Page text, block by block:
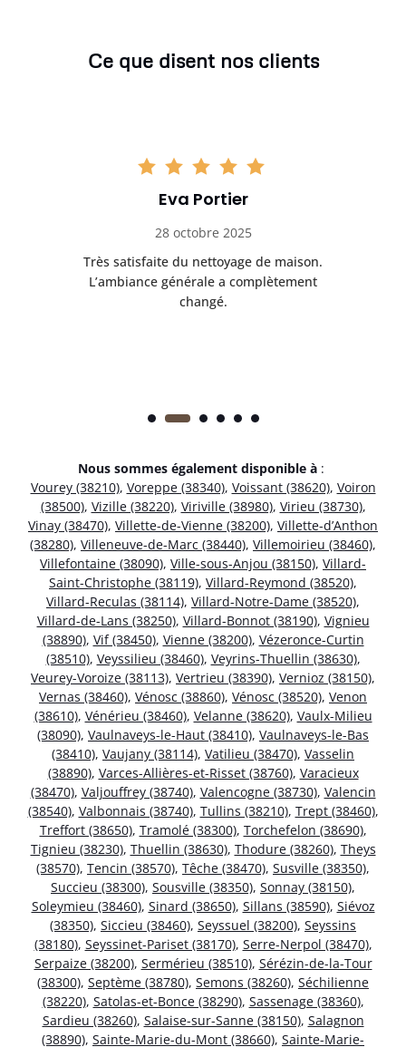
Ce que disent nos clients
Eva Portier
28 octobre 2025
Très satisfaite du nettoyage de maison.
L’ambiance générale a complètement
changé.
Nous sommes également disponible à :
Vourey (38210), Voreppe (38340), Voissant (38620), Voiron
(38500), Vizille (38220), Viriville (38980), Virieu (38730),
Vinay (38470), Villette-de-Vienne (38200), Villette-d’Anthon
(38280), Villeneuve-de-Marc (38440), Villemoirieu (38460),
Villefontaine (38090), Ville-sous-Anjou (38150), Villard-
Saint-Christophe (38119), Villard-Reymond (38520),
Villard-Reculas (38114), Villard-Notre-Dame (38520),
Villard-de-Lans (38250), Villard-Bonnot (38190), Vignieu
(38890), Vif (38450), Vienne (38200), Vézeronce-Curtin
(38510), Veyssilieu (38460), Veyrins-Thuellin (38630),
Veurey-Voroize (38113), Vertrieu (38390), Vernioz (38150),
Vernas (38460), Vénosc (38860), Vénosc (38520), Venon
(38610), Vénérieu (38460), Velanne (38620), Vaulx-Milieu
(38090), Vaulnaveys-le-Haut (38410), Vaulnaveys-le-Bas
(38410), Vaujany (38114), Vatilieu (38470), Vasselin
(38890), Varces-Allières-et-Risset (38760), Varacieux
(38470), Valjouffrey (38740), Valencogne (38730), Valencin
(38540), Valbonnais (38740), Tullins (38210), Trept (38460),
Treffort (38650), Tramolé (38300), Torchefelon (38690),
Tignieu (38230), Thuellin (38630), Thodure (38260), Theys
(38570), Tencin (38570), Têche (38470), Susville (38350),
Succieu (38300), Sousville (38350), Sonnay (38150),
Soleymieu (38460), Sinard (38650), Sillans (38590), Siévoz
(38350), Siccieu (38460), Seyssuel (38200), Seyssins
(38180), Seyssinet-Pariset (38170), Serre-Nerpol (38470),
Serpaize (38200), Sermérieu (38510), Sérézin-de-la-Tour
(38300), Septème (38780), Semons (38260), Séchilienne
(38220), Satolas-et-Bonce (38290), Sassenage (38360),
Sardieu (38260), Salaise-sur-Sanne (38150), Salagnon
(38890), Sainte-Marie-du-Mont (38660), Sainte-Marie-